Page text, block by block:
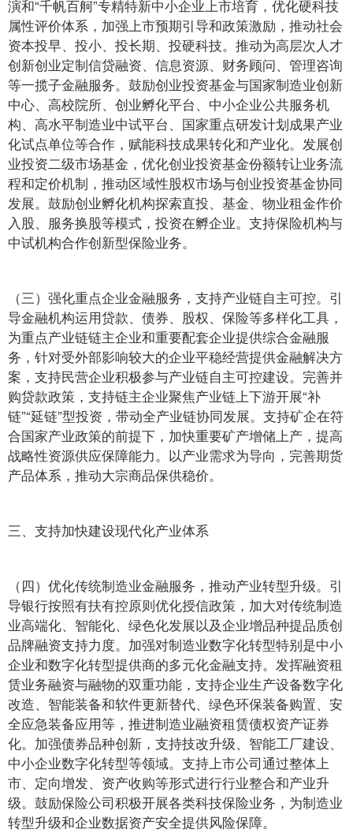
演和“千帆百舸”专精特新中小企业上市培育，优化硬科技
属性评价体系，加强上市预期引导和政策激励，推动社会
资本投早、投小、投长期、投硬科技。推动为高层次人才
创新创业定制信贷融资、信息资源、财务顾问、管理咨询
等一揽子金融服务。鼓励创业投资基金与国家制造业创新
中心、高校院所、创业孵化平台、中小企业公共服务机
构、高水平制造业中试平台、国家重点研发计划成果产业
化试点单位等合作，赋能科技成果转化和产业化。发展创
业投资二级市场基金，优化创业投资基金份额转让业务流
程和定价机制，推动区域性股权市场与创业投资基金协同
发展。鼓励创业孵化机构探索直投、基金、物业租金作价
入股、服务换股等模式，投资在孵企业。支持保险机构与
中试机构合作创新型保险业务。
（三）强化重点企业金融服务，支持产业链自主可控。引
导金融机构运用贷款、债券、股权、保险等多样化工具，
为重点产业链链主企业和重要配套企业提供综合金融服
务，针对受外部影响较大的企业平稳经营提供金融解决方
案，支持民营企业积极参与产业链自主可控建设。完善并
购贷款政策，支持链主企业聚焦产业链上下游开展“补
链”“延链”型投资，带动全产业链协同发展。支持矿企在符
合国家产业政策的前提下，加快重要矿产增储上产，提高
战略性资源供应保障能力。以产业需求为导向，完善期货
产品体系，推动大宗商品保供稳价。
三、支持加快建设现代化产业体系
（四）优化传统制造业金融服务，推动产业转型升级。引
导银行按照有扶有控原则优化授信政策，加大对传统制造
业高端化、智能化、绿色化发展以及企业增品种提品质创
品牌融资支持力度。加强对制造业数字化转型特别是中小
企业和数字化转型提供商的多元化金融支持。发挥融资租
赁业务融资与融物的双重功能，支持企业生产设备数字化
改造、智能装备和软件更新替代、绿色环保装备购置、安
全应急装备应用等，推进制造业融资租赁债权资产证券
化。加强债券品种创新，支持技改升级、智能工厂建设、
中小企业数字化转型等领域。支持上市公司通过整体上
市、定向增发、资产收购等形式进行行业整合和产业升
级。鼓励保险公司积极开展各类科技保险业务，为制造业
转型升级和企业数据资产安全提供风险保障。